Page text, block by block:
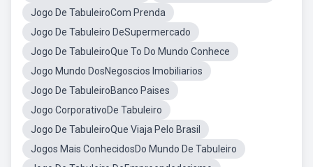
Jogo De TabuleiroCom Prenda
Jogo De Tabuleiro DeSupermercado
Jogo De TabuleiroQue To Do Mundo Conhece
Jogo Mundo DosNegoscios Imobiliarios
Jogo De TabuleiroBanco Paises
Jogo CorporativoDe Tabuleiro
Jogo De TabuleiroQue Viaja Pelo Brasil
Jogos Mais ConhecidosDo Mundo De Tabuleiro